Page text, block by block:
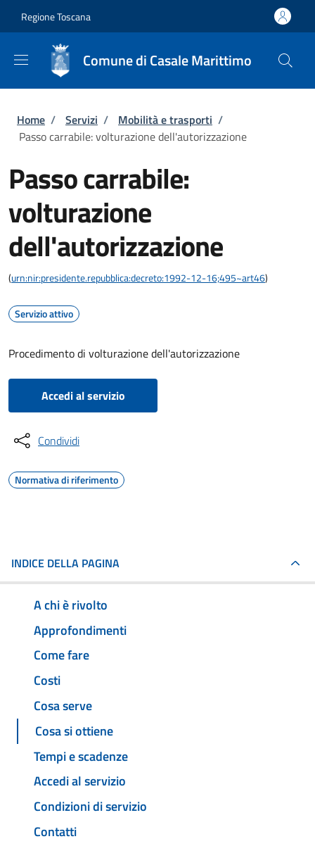
Regione Toscana
Comune di Casale Marittimo
Briciole di pane
Home / Servizi / Mobilità e trasporti /
Passo carrabile: volturazione dell'autorizzazione
Passo carrabile:
volturazione
dell'autorizzazione
(urn:nir:presidente.repubblica:decreto:1992-12-16;495~art46)
Servizio attivo
Procedimento di volturazione dell'autorizzazione
Accedi al servizio
Condividi
Normativa di riferimento
INDICE DELLA PAGINA
A chi è rivolto
Approfondimenti
Come fare
Costi
Cosa serve
Cosa si ottiene
Tempi e scadenze
Accedi al servizio
Condizioni di servizio
Contatti